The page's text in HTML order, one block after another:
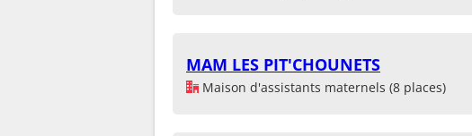
MAM LES PIT'CHOUNETS
Maison d'assistants maternels (8 places)